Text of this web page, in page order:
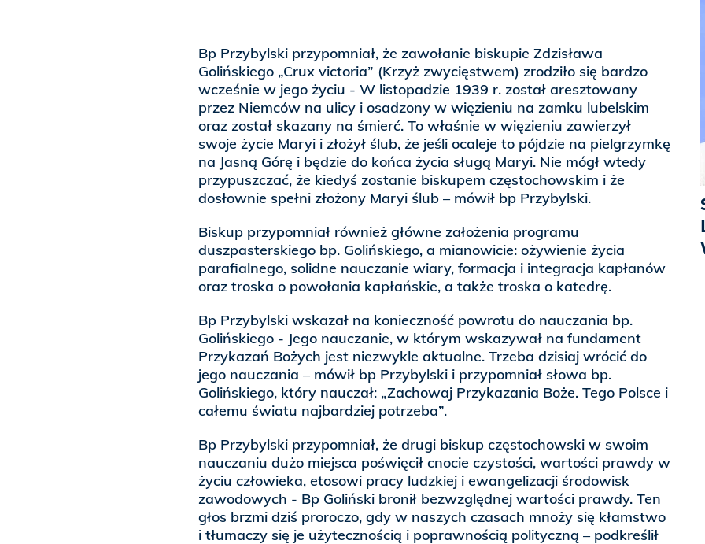
Bp Przybylski przypomniał, że zawołanie biskupie Zdzisława
Golińskiego „Crux victoria” (Krzyż zwycięstwem) zrodziło się bardzo
wcześnie w jego życiu - W listopadzie 1939 r. został aresztowany
przez Niemców na ulicy i osadzony w więzieniu na zamku lubelskim
oraz został skazany na śmierć. To właśnie w więzieniu zawierzył
swoje życie Maryi i złożył ślub, że jeśli ocaleje to pójdzie na pielgrzymkę
na Jasną Górę i będzie do końca życia sługą Maryi. Nie mógł wtedy
przypuszczać, że kiedyś zostanie biskupem częstochowskim i że
dosłownie spełni złożony Maryi ślub – mówił bp Przybylski.
Biskup przypomniał również główne założenia programu
duszpasterskiego bp. Golińskiego, a mianowicie: ożywienie życia
parafialnego, solidne nauczanie wiary, formacja i integracja kapłanów
oraz troska o powołania kapłańskie, a także troska o katedrę.
Bp Przybylski wskazał na konieczność powrotu do nauczania bp.
Golińskiego - Jego nauczanie, w którym wskazywał na fundament
Przykazań Bożych jest niezwykle aktualne. Trzeba dzisiaj wrócić do
jego nauczania – mówił bp Przybylski i przypomniał słowa bp.
Golińskiego, który nauczał: „Zachowaj Przykazania Boże. Tego Polsce i
całemu światu najbardziej potrzeba”.
Bp Przybylski przypomniał, że drugi biskup częstochowski w swoim
nauczaniu dużo miejsca poświęcił cnocie czystości, wartości prawdy w
życiu człowieka, etosowi pracy ludzkiej i ewangelizacji środowisk
zawodowych - Bp Goliński bronił bezwzględnej wartości prawdy. Ten
głos brzmi dziś proroczo, gdy w naszych czasach mnoży się kłamstwo
i tłumaczy się je użytecznością i poprawnością polityczną – podkreślił